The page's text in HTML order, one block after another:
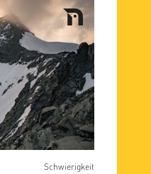
Schwierigkeit